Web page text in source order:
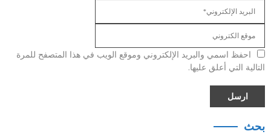
احفظ اسمي والبريد الإلكتروني وموقع الويب في هذا المتصفح للمرة
التالية التي أعلق عليها.
بحث